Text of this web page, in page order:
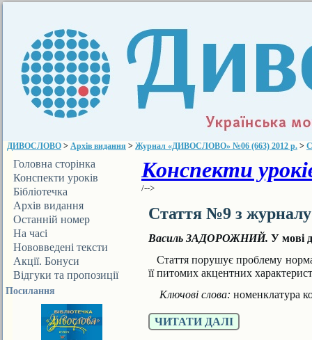
ДИВОСЛОВО > Архів видання > Журнал «ДИВОСЛОВО» №06 (663) 2012 р. >
Головна сторінка
Конспекти уроків
Бібліотечка
ДИВОСЛОВА
Архів видання
Останній номер
На часі
Нововведені тексти
Акції. Бонуси
Відгуки та пропозиції
Посилання
Конспекти
/-->
Стаття №9 з
Василь ЗАДОРОЖНИЙ. У мові
Стаття порушує проблему
її питомих акцентних
Ключові слова: номенклатура
ЧИТАТИ ДАЛІ